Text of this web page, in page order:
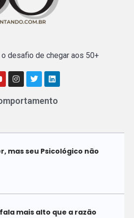
o desafio de chegar aos 50+
mas seu Psicológico não
mais alto que a razão